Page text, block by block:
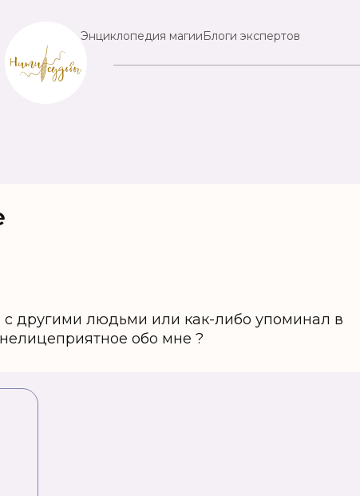
Энциклопедия магииБлоги экспертов
другими людьми или как-либо упоминал в
обо мне ?